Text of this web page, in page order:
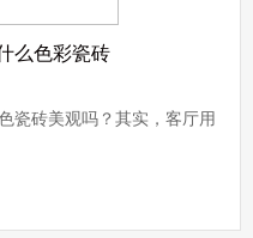
么色彩瓷砖
瓷砖美观吗？其实，客厅用